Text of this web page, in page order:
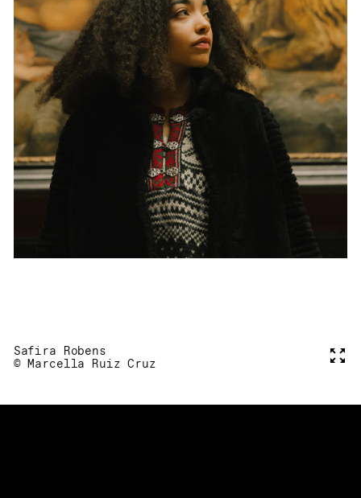
Safira Robens
© Marcella Ruiz Cruz